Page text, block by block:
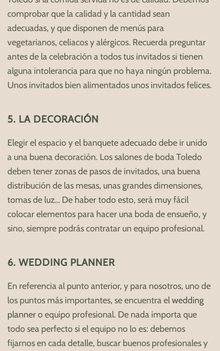
comprobar que la calidad y la cantidad sean
adecuadas, y que disponen de menús para
vegetarianos, celiacos y alérgicos. Recuerda preguntar
antes de la celebración a todos tus invitados si tienen
alguna intolerancia para que no haya ningún problema.
Unos invitados bien alimentados unos invitados felices.
5. LA DECORACIÓN
Elegir el espacio y el banquete adecuado debe ir unido
a una buena decoración. Los salones de boda Toledo
deben tener zonas de pasos de invitados, una buena
distribución de las mesas, unas grandes dimensiones,
tomas de luz… De haber todo esto, será muy fácil
colocar elementos para hacer una boda de ensueño, y
sino, siempre podrás contratar un equipo profesional.
6. WEDDING PLANNER
En referencia al punto anterior, y para nosotros, uno de
los puntos más importantes, se encuentra elwedding
plannero equipo profesional. De nada importa que
todo sea perfecto si el equipo no lo es: debemos
fijarnos en cada detalle, buscar buenos profesionales y